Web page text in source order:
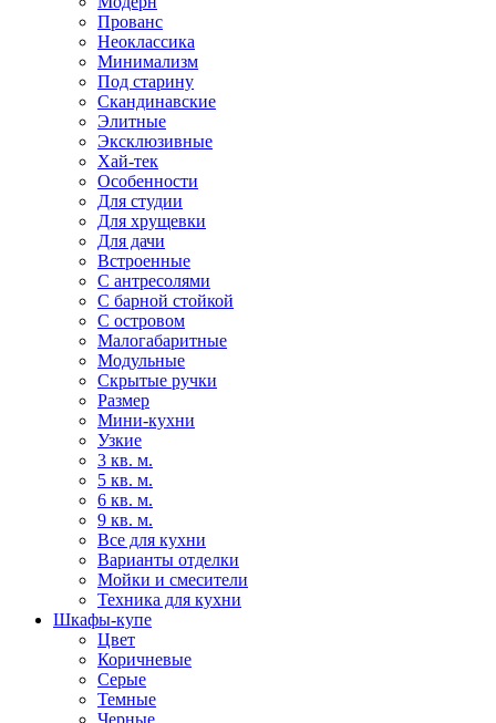
Прованс
Неоклассика
Минимализм
Под старину
Скандинавские
Элитные
Эксклюзивные
Хай-тек
Особенности
Для студии
Для хрущевки
Для дачи
Встроенные
С антресолями
С барной стойкой
С островом
Малогабаритные
Модульные
Скрытые ручки
Размер
Мини-кухни
Узкие
3 кв. м.
5 кв. м.
6 кв. м.
9 кв. м.
Все для кухни
Варианты отделки
Мойки и смесители
Техника для кухни
Шкафы-купе
Цвет
Коричневые
Серые
Темные
Черные